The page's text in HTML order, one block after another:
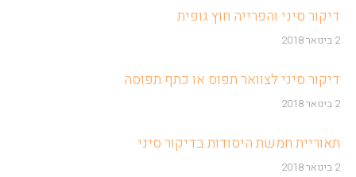
דיקור סיני והפרייה חוץ גופית
2 בינואר 2018
דיקור סיני לצוואר תפוס או כתף תפוסה
2 בינואר 2018
תאוריית חמשת היסודות בדיקור סיני
2 בינואר 2018